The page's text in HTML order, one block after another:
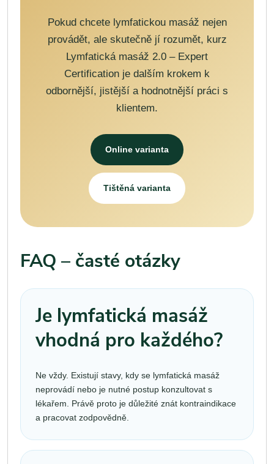
Pokud chcete lymfatickou masáž nejen
provádět, ale skutečně jí rozumět, kurz
Lymfatická masáž 2.0 – Expert
Certification je dalším krokem k
odbornější, jistější a hodnotnější práci s
klientem.
Online varianta
Tištěná varianta
FAQ – časté otázky
Je lymfatická masáž
vhodná pro každého?
Ne vždy. Existují stavy, kdy se lymfatická masáž
neprovádí nebo je nutné postup konzultovat s
lékařem. Právě proto je důležité znát kontraindikace
a pracovat zodpovědně.